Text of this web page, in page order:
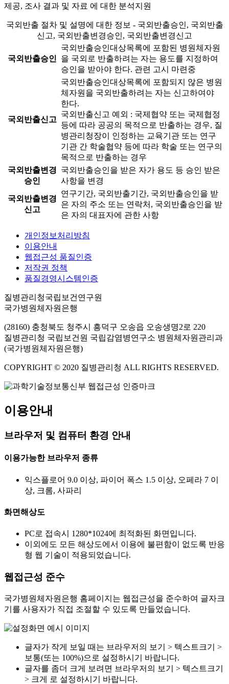
제공, 조사 결과 및 자료 에 대한 분석지원
국외반출 절차 및 설명에 대한 정보 - 국외반출승인, 국외반출
신고, 국외반출변경승인, 국외반출변경신고
국외반출승인
국외반출승인대상목록에 포함된 병원체자원
을 국외로 반출하려는 자는 용도를 지정하여
승인을 받아야 한다. 관련 고시 마련중
국외반출신고
국외반출승인대상목록에 포함되지 않은 병원
체자원을 국외반출하려는 자는 신고하여야
한다.
국외반출신고 예외 : 국제협약 또는 국제협정
등에 따라 공공의 목적으로 반출하는 경우, 질
병관리청장이 인정하는 교육기관 또는 연구
기관 간 학술협약 등에 따라 학술 또는 연구의
목적으로 반출하는 경우
국외반출변경
승인
국외반출승인을 받은 자가 용도 등 승인 받은
사항을 변경
국외반출변경
신고
연구기간, 국외반출기간, 국외반출승인을 받
은 자의 주소 또는 연락처, 국외반출승인을 받
은 자의 대표자에 관한 사항
개인정보처리방침
이용안내
웹접근성 품질인증
저작권 정책
품질경영시스템인증
질병관리청국립보건연구원
국가병원체자원은행
(28160) 충청북도 청주시 흥덕구 오송읍 오송생명2로 220
질병관리청 국립보건원 국립감염병연구소 병원체자원관리과
(국가병원체자원은행)
COPYRIGHT © 2020 질병관리청 ALL RIGHTS RESERVED.
이용안내
브라우저 및 컴퓨터 환경 안내
이용가능한 브라우저 종류
익스플로어 9.0 이상, 파이어 폭스 1.5 이상, 오페라 7 이
상, 크롬, 사파리
화면해상도
PC로 접속시 1280*1024에 최적화된 화면입니다.
이외에도 모든 해상도에서 이용에 불편함이 없도록 반응
형 웹 기술이 적용되었습니다.
웹접근성 준수
국가병원체자원은행 홈페이지는 웹접근성을 준수하여 글자크
기를 사용자가 직접 조절할 수 있도록 만들었습니다.
글자가 작게 보일 때는 브라우저의 보기 > 텍스트크기 >
보통(또는 100%)으로 설정하시기 바랍니다.
글자를 좀더 크게 보려면 브라우저의 보기 > 텍스트크기
> 크게 로 설정하시기 바랍니다.